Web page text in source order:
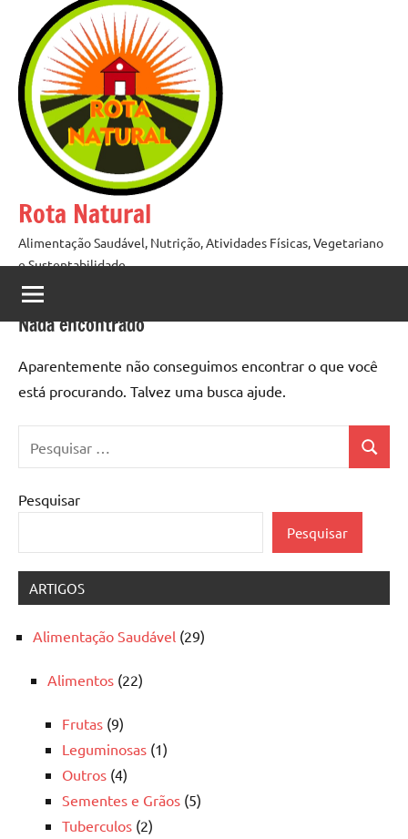
conteúdo
Rota Natural
Alimentação Saudável, Nutrição, Atividades Físicas, Vegetariano
e Sustentabilidade
Nada encontrado
Aparentemente não conseguimos encontrar o que você
está procurando. Talvez uma busca ajude.
por:
Pesquisar
Pesquisar
ARTIGOS
Alimentação Saudável (29)
Alimentos (22)
Frutas (9)
Leguminosas (1)
Outros (4)
Sementes e Grãos (5)
Tuberculos (2)